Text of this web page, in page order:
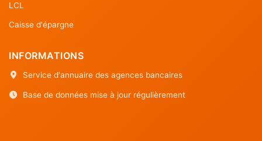
LCL
Caisse d'épargne
INFORMATIONS
Service d'annuaire des agences bancaires
Base de données mise à jour régulièrement